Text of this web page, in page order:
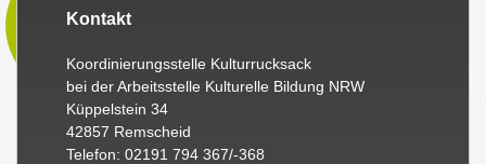
Kontakt
Koordinierungsstelle Kulturrucksack
bei der Arbeitsstelle Kulturelle Bildung NRW
Küppelstein 34
42857 Remscheid
Telefon: 02191 794 367/-368